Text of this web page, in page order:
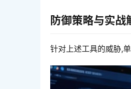
防御策略与实
针对上述工具的威胁,